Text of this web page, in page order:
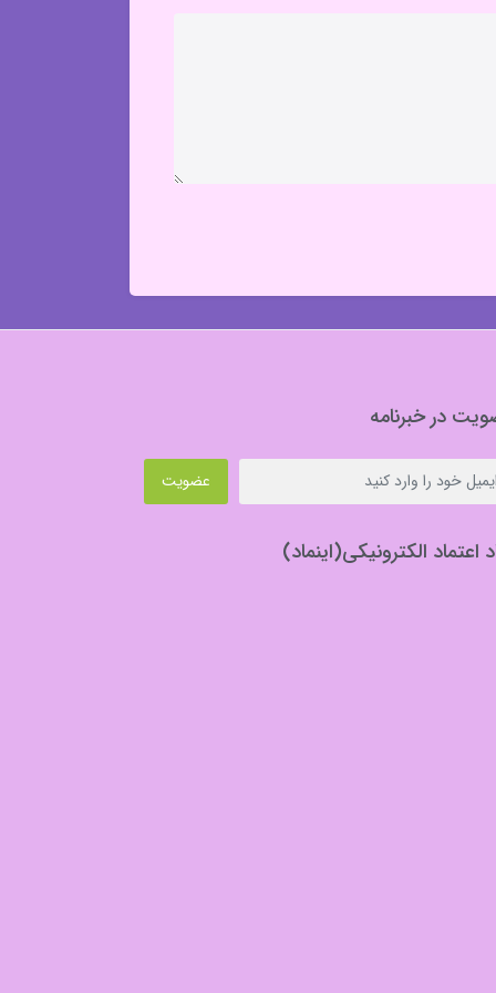
در خبرنامه
عضویت
اعتماد الکترونیکی(اینماد)